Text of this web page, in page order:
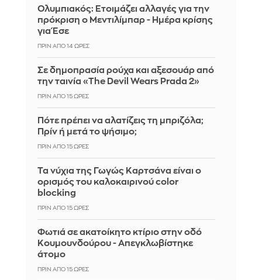
Ολυμπιακός: Ετοιμάζει αλλαγές για την
πρόκριση ο Μεντιλίμπαρ - Ημέρα κρίσης
για Έσε
ΠΡΙΝ ΑΠΌ 14 ΏΡΕΣ
Σε δημοπρασία ρούχα και αξεσουάρ από
την ταινία «The Devil Wears Prada 2»
ΠΡΙΝ ΑΠΌ 15 ΏΡΕΣ
Πότε πρέπει να αλατίζεις τη μπριζόλα;
Πρίν ή μετά το ψήσιμο;
ΠΡΙΝ ΑΠΌ 15 ΏΡΕΣ
Τα νύχια της Γωγώς Καρτσάνα είναι ο
ορισμός του καλοκαιρινού color
blocking
ΠΡΙΝ ΑΠΌ 15 ΏΡΕΣ
Φωτιά σε ακατοίκητο κτίριο στην οδό
Κουμουνδούρου - Απεγκλωβίστηκε
άτομο
ΠΡΙΝ ΑΠΌ 15 ΏΡΕΣ